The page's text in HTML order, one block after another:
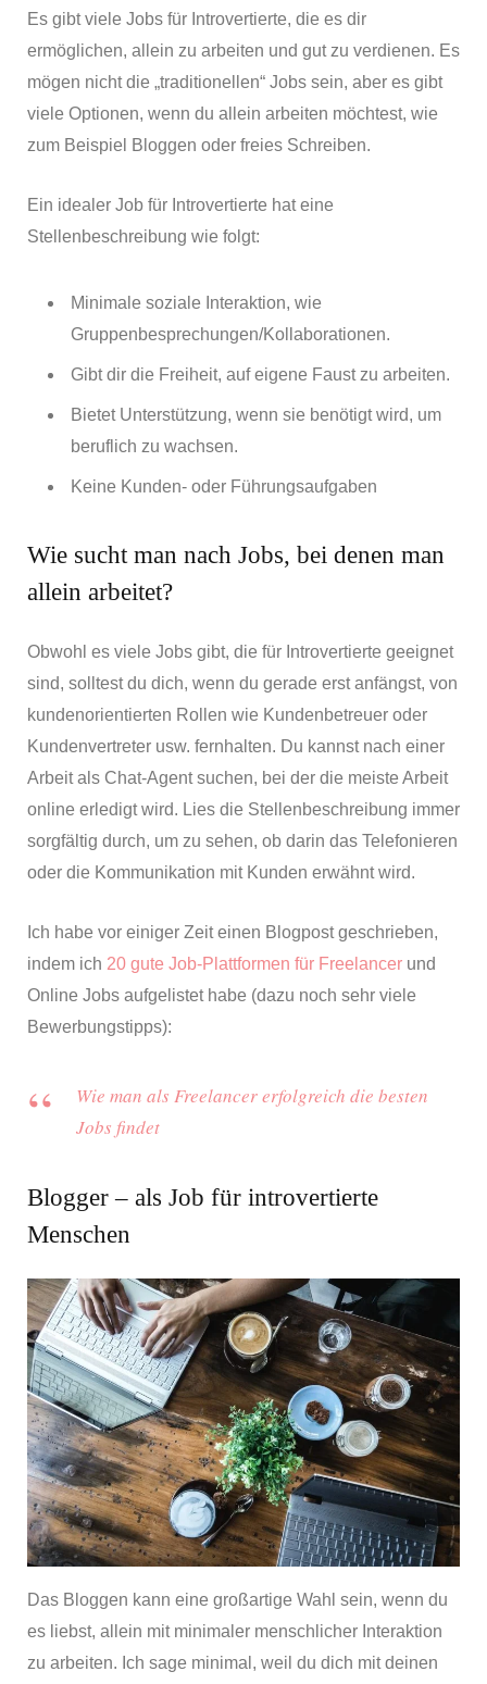
Es gibt viele Jobs für Introvertierte, die es dir
ermöglichen, allein zu arbeiten und gut zu verdienen. Es
mögen nicht die „traditionellen“ Jobs sein, aber es gibt
viele Optionen, wenn du allein arbeiten möchtest, wie
zum Beispiel Bloggen oder freies Schreiben.
Ein idealer Job für Introvertierte hat eine
Stellenbeschreibung wie folgt:
Minimale soziale Interaktion, wie
Gruppenbesprechungen/Kollaborationen.
Gibt dir die Freiheit, auf eigene Faust zu arbeiten.
Bietet Unterstützung, wenn sie benötigt wird, um
beruflich zu wachsen.
Keine Kunden- oder Führungsaufgaben
Wie sucht man nach Jobs, bei denen man
allein arbeitet?
Obwohl es viele Jobs gibt, die für Introvertierte geeignet
sind, solltest du dich, wenn du gerade erst anfängst, von
kundenorientierten Rollen wie Kundenbetreuer oder
Kundenvertreter usw. fernhalten. Du kannst nach einer
Arbeit als Chat-Agent suchen, bei der die meiste Arbeit
online erledigt wird. Lies die Stellenbeschreibung immer
sorgfältig durch, um zu sehen, ob darin das Telefonieren
oder die Kommunikation mit Kunden erwähnt wird.
Ich habe vor einiger Zeit einen Blogpost geschrieben,
indem ich 20 gute Job-Plattformen für Freelancer und
Online Jobs aufgelistet habe (dazu noch sehr viele
Bewerbungstipps):
Wie man als Freelancer erfolgreich die besten
Jobs findet
Blogger – als Job für introvertierte
Menschen
Das Bloggen kann eine großartige Wahl sein, wenn du
es liebst, allein mit minimaler menschlicher Interaktion
zu arbeiten. Ich sage minimal, weil du dich mit deinen